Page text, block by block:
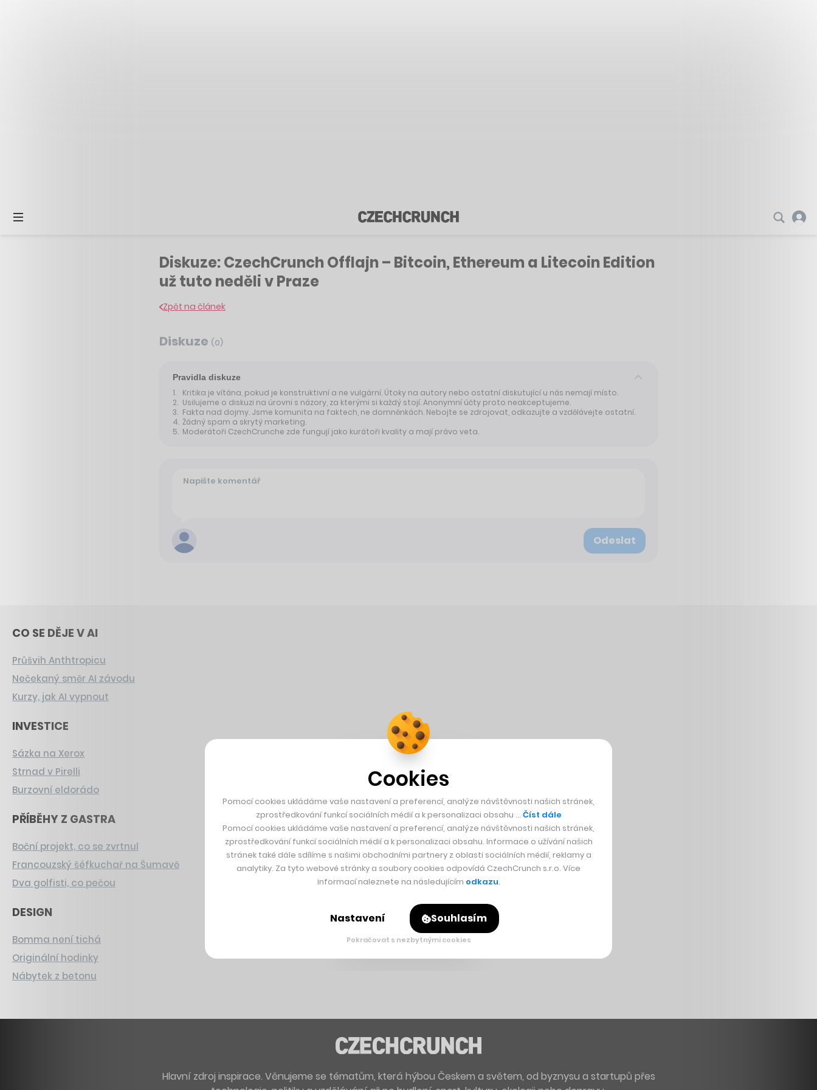
Diskuze: CzechCrunch Offlajn – Bitcoin, Ethereum a Litecoin Edition
už tuto neděli v Praze
Zpět na článek
Diskuze (0)
Pravidla diskuze
Kritika je vítána, pokud je konstruktivní a ne vulgární. Útoky na autory nebo ostatní diskutující u nás nemají místo.
Usilujeme o diskuzi na úrovni s názory, za kterými si každý stojí. Anonymní účty proto neakceptujeme.
Fakta nad dojmy. Jsme komunita na faktech, ne domněnkách. Nebojte se zdrojovat, odkazujte a vzdělávejte ostatní.
Žádný spam a skrytý marketing.
Moderátoři CzechCrunche zde fungují jako kurátoři kvality a mají právo veta.
Odeslat
CO SE DĚJE V AI
Průšvih Anthtropicu
Nečekaný směr AI závodu
Kurzy, jak AI vypnout
INVESTICE
Sázka na Xerox
Strnad v Pirelli
Burzovní eldorádo
PŘÍBĚHY Z GASTRA
Boční projekt, co se zvrtnul
Francouzský šéfkuchař na Šumavě
Dva golfisti, co pečou
DESIGN
Bomma není tichá
Originální hodinky
Nábytek z betonu
Hlavní zdroj inspirace. Věnujeme se tématům, která hýbou Českem a světem, od byznysu a startupů přes
Cookies
Pomocí cookies ukládáme vaše nastavení a preferencí, analýze návštěvnosti našich stránek,
zprostředkování funkcí sociálních médií a k personalizaci obsahu … Číst dále
Pomocí cookies ukládáme vaše nastavení a preferencí, analýze návštěvnosti našich stránek,
zprostředkování funkcí sociálních médií a k personalizaci obsahu. Informace o užívání našich
stránek také dále sdílíme s našimi obchodními partnery z oblasti sociálních médií, reklamy a
analytiky. Za tyto webové stránky a soubory cookies odpovídá CzechCrunch s.r.o. Více
informací naleznete na následujícím odkazu.
Nastavení Souhlasím
Pokračovat s nezbytnými cookies